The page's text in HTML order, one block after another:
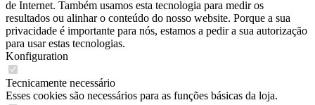
de Internet. Também usamos esta tecnologia para medir os
resultados ou alinhar o conteúdo do nosso website. Porque a sua
privacidade é importante para nós, estamos a pedir a sua autorização
para usar estas tecnologias.
Konfiguration
Tecnicamente necessário
Esses cookies são necessários para as funções básicas da loja.